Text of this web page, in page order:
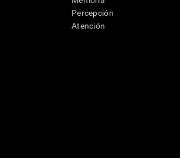
Percepción
Atención